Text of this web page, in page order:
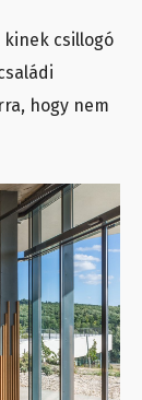
csillogó
hogy nem